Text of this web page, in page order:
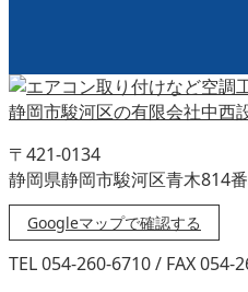
〒421-0134
静岡県静岡市駿河区青木814
Googleマップで確認する
TEL 054-260-6710 / FAX 054-